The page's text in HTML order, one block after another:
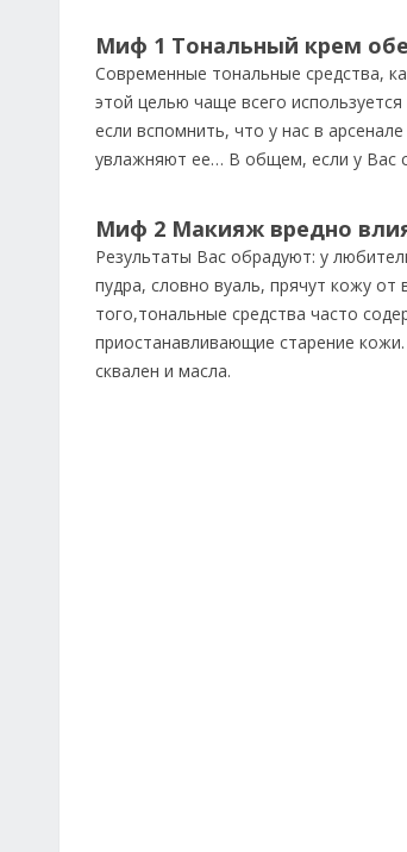
Миф 1 Тональный крем
Современные тональные средства,
этой целью чаще всего
если вспомнить, что у нас в
увлажняют ее… В общем, если у Вас
Миф 2 Макияж вредно
Результаты Вас обрадуют: у
пудра, словно вуаль, прячут кожу
того,тональные средства часто
приостанавливающие старение
сквален и масла.